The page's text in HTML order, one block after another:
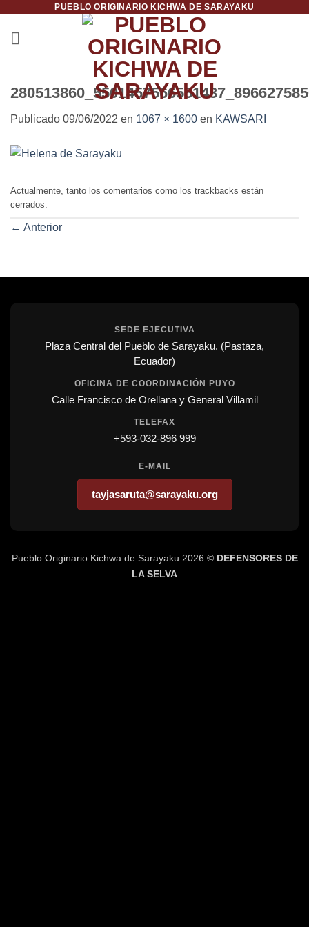
contenido
PUEBLO ORIGINARIO KICHWA DE SARAYAKU
Publicado 09/06/2022 en 1067 × 1600 en KAWSARI
Actualmente, tanto los comentarios como los trackbacks están
cerrados.
← Anterior
SEDE EJECUTIVA
Plaza Central del Pueblo de Sarayaku. (Pastaza,
Ecuador)
OFICINA DE COORDINACIÓN PUYO
Calle Francisco de Orellana y General Villamil
TELEFAX
+593-032-896 999
E-MAIL
tayjasaruta@sarayaku.org
Pueblo Originario Kichwa de Sarayaku 2026 © DEFENSORES DE
LA SELVA